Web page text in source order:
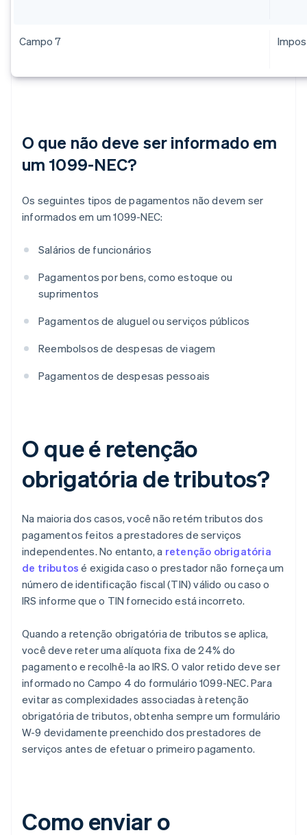
Campo 7
O que não deve ser informado em
um 1099-NEC?
Os seguintes tipos de pagamentos não devem ser
informados em um 1099-NEC:
Salários de funcionários
Pagamentos por bens, como estoque ou
suprimentos
Pagamentos de aluguel ou serviços públicos
Reembolsos de despesas de viagem
Pagamentos de despesas pessoais
O que é retenção
obrigatória de tributos?
Na maioria dos casos, você não retém tributos dos
pagamentos feitos a prestadores de serviços
independentes. No entanto, a retenção obrigatória
de tributos é exigida caso o prestador não forneça um
número de identificação fiscal (TIN) válido ou caso o
IRS informe que o TIN fornecido está incorreto.
Quando a retenção obrigatória de tributos se aplica,
você deve reter uma alíquota fixa de 24% do
pagamento e recolhê-la ao IRS. O valor retido deve ser
informado no Campo 4 do formulário 1099-NEC. Para
evitar as complexidades associadas à retenção
obrigatória de tributos, obtenha sempre um formulário
W-9 devidamente preenchido dos prestadores de
serviços antes de efetuar o primeiro pagamento.
Como enviar o